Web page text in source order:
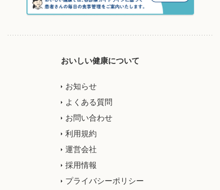
おいしい健康について
お知らせ
よくある質問
お問い合わせ
利用規約
運営会社
採用情報
プライバシーポリシー